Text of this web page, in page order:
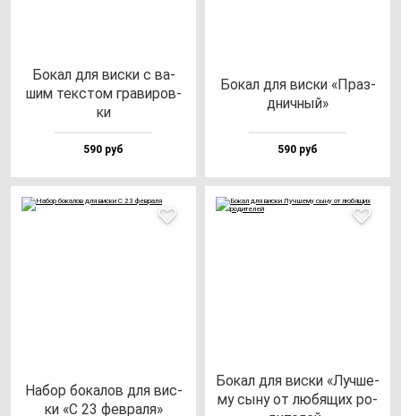
Бокал для вис­ки с ва­
шим тек­стом гра­ви­ров­
ки
590 руб
Бокал для вис­ки «Праз­
днич­ный»
590 руб
Набор бо­ка­лов для вис­
ки «С 23 фев­ра­ля»
Бокал для вис­ки «Луч­ше­
му сы­ну от лю­бя­щих ро­